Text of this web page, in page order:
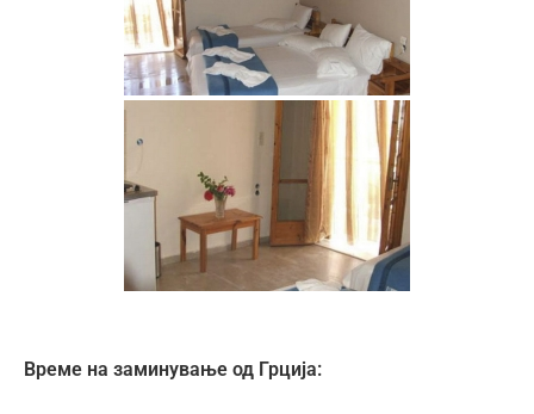
Време на заминување од Грција: